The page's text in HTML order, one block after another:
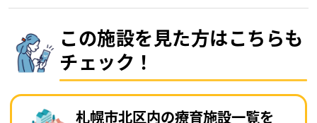
この施設を見た方はこちらも
チェック！
札幌市北区内の療育施設一覧を